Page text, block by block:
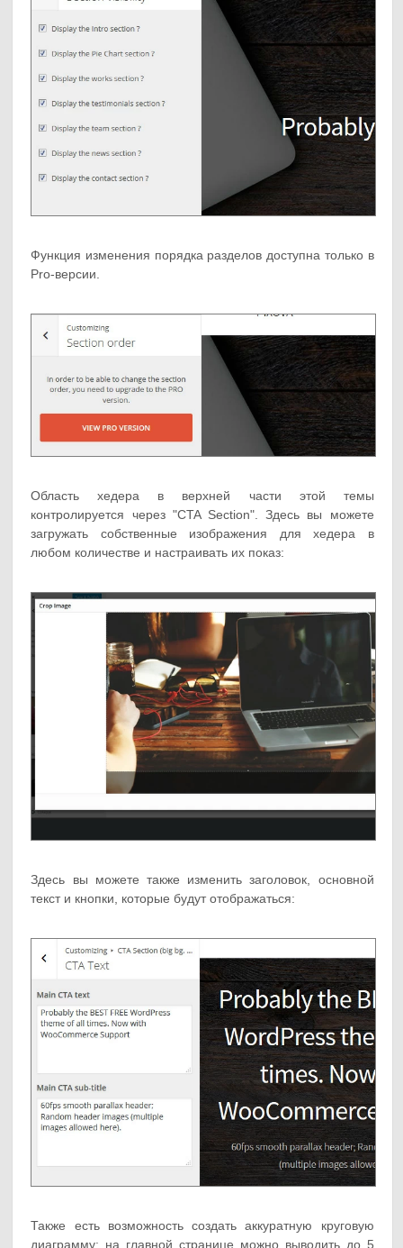
Функция изменения порядка разделов доступна только в
Pro-версии.
Область хедера в верхней части этой темы
контролируется через "CTA Section". Здесь вы можете
загружать собственные изображения для хедера в
любом количестве и настраивать их показ:
Здесь вы можете также изменить заголовок, основной
текст и кнопки, которые будут отображаться:
Также есть возможность создать аккуратную круговую
диаграмму: на главной странице можно выводить до 5